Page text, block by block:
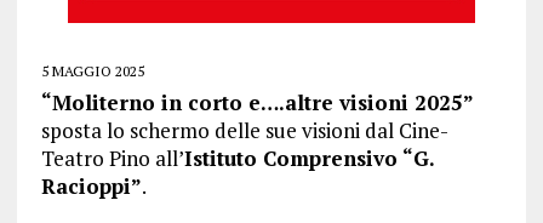
5 MAGGIO 2025
“Moliterno in corto e….altre visioni 2025”
sposta lo schermo delle sue visioni dal Cine-
Teatro Pino all’Istituto Comprensivo “G.
Racioppi”.